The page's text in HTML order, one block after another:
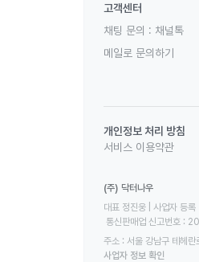
고객센터
채팅 문의 : 채널톡
메일로 문의하기
개인정보 처리 방침
서비스 이용약관
(주) 닥터나우
대표 정진웅 | 사업자
통신판매업 신고번호
주소 : 서울 강남구 테헤
사업자 정보 확인